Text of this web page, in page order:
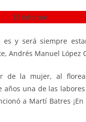
y será siempre
Andrés Manuel López
de la mujer, al
años una de las
a Martí Batres